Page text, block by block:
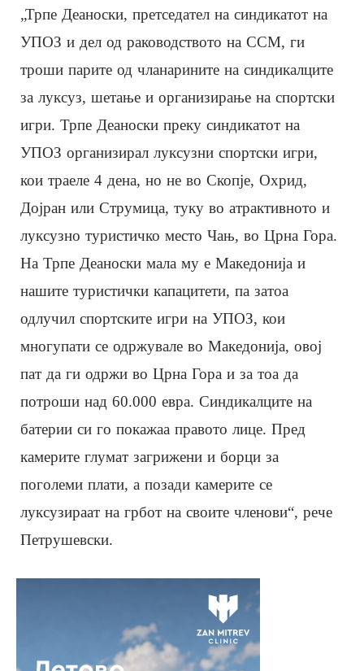
„Трпе Деаноски, претседател на синдикатот на
УПОЗ и дел од раководството на ССМ, ги
троши парите од чланарините на синдикалците
за луксуз, шетање и организирање на спортски
игри. Трпе Деаноски преку синдикатот на
УПОЗ организирал луксузни спортски игри,
кои траеле 4 дена, но не во Скопје, Охрид,
Дојран или Струмица, туку во атрактивното и
луксузно туристичко место Чањ, во Црна Гора.
На Трпе Деаноски мала му е Македонија и
нашите туристички капацитети, па затоа
одлучил спортските игри на УПОЗ, кои
многупати се одржувале во Македонија, овој
пат да ги одржи во Црна Гора и за тоа да
потроши над 60.000 евра. Синдикалците на
батерии си го покажаа правото лице. Пред
камерите глумат загрижени и борци за
поголеми плати, а позади камерите се
луксузираат на грбот на своите членови“, рече
Петрушевски.